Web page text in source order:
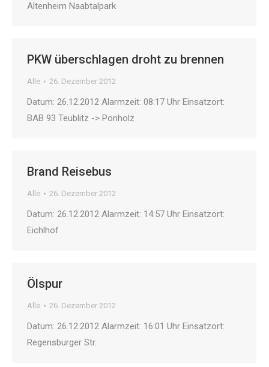
Altenheim Naabtalpark
PKW überschlagen droht zu brennen
Alle 26. Dezember 2012
Datum: 26.12.2012 Alarmzeit: 08:17 Uhr Einsatzort:
BAB 93 Teublitz -> Ponholz
Brand Reisebus
Alle 26. Dezember 2012
Datum: 26.12.2012 Alarmzeit: 14:57 Uhr Einsatzort:
Eichlhof
Ölspur
Alle 26. Dezember 2012
Datum: 26.12.2012 Alarmzeit: 16:01 Uhr Einsatzort:
Regensburger Str.